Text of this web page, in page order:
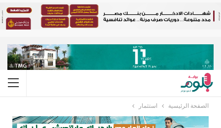
الصفحة الرئيسية استثمار